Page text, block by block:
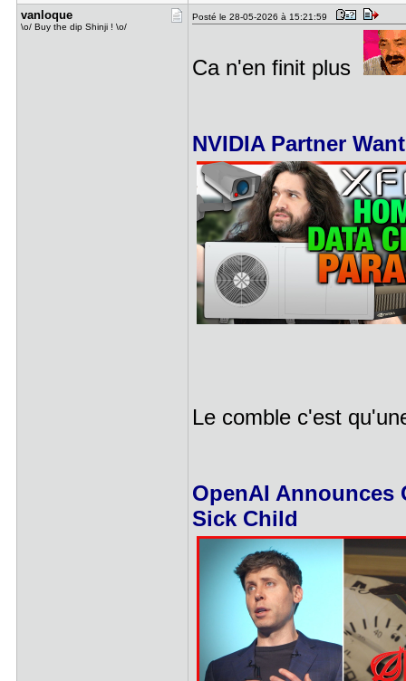
vanloque
\o/ Buy the dip Shinji ! \o/
Posté le 28-05-2026 à 15:21:59
Ca n'en finit plus
NVIDIA Partner
Le comble c'est
OpenAI Announces
Sick Child